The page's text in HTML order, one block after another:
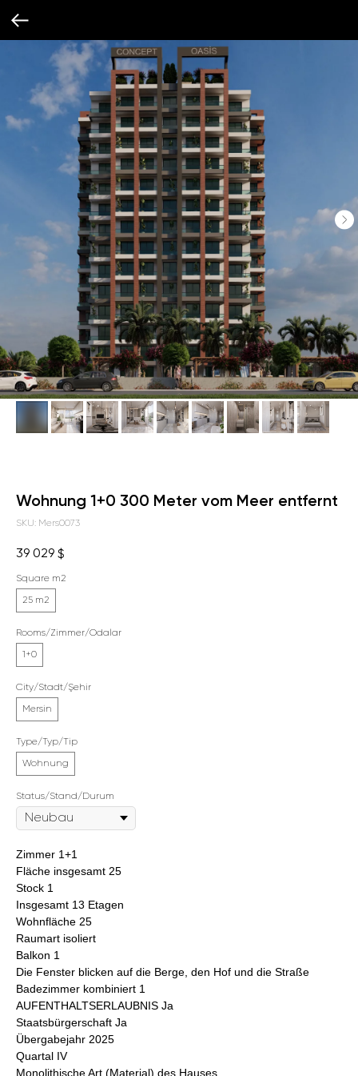
Wohnung 1+0 300 Meter vom Meer entfernt
SKU: Mers0073
39 029 $
Square m2
25 m2
Rooms/Zimmer/Odalar
1+0
City/Stadt/Şehir
Mersin
Type/Typ/Tip
Wohnung
Status/Stand/Durum
Zimmer 1+1
Fläche insgesamt 25
Stock 1
Insgesamt 13 Etagen
Wohnfläche 25
Raumart isoliert
Balkon 1
Die Fenster blicken auf die Berge, den Hof und die Straße
Badezimmer kombiniert 1
AUFENTHALTSERLAUBNIS Ja
Staatsbürgerschaft Ja
Übergabejahr 2025
Quartal IV
Monolithische Art (Material) des Hauses